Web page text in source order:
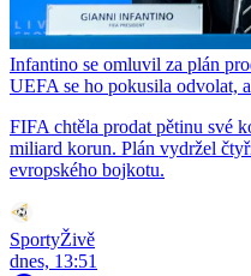
Infantino se omluvil za plán
UEFA se ho pokusila odvolat,
FIFA chtěla prodat pětinu své
miliard korun. Plán vydržel
evropského bojkotu.
SportyŽivě
dnes, 13:51